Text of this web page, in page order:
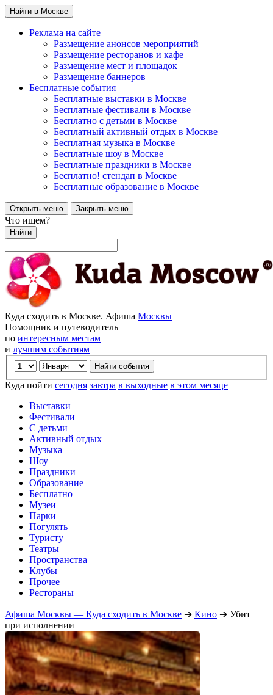
Найти в Москве
Реклама на сайте
Размещение анонсов мероприятий
Размещение ресторанов и кафе
Размещение мест и площадок
Размещение баннеров
Бесплатные события
Бесплатные выставки в Москве
Бесплатные фестивали в Москве
Бесплатно с детьми в Москве
Бесплатный активный отдых в Москве
Бесплатная музыка в Москве
Бесплатные шоу в Москве
Бесплатные праздники в Москве
Бесплатно! стендап в Москве
Бесплатные образование в Москве
Открыть меню Закрыть меню
Что ищем?
Найти
Куда сходить в Москве. Афиша Москвы
Помощник и путеводитель
по интересным местам
и лучшим событиям
Куда пойти сегодня завтра в выходные в этом месяце
Выставки
Фестивали
С детьми
Активный отдых
Музыка
Шоу
Праздники
Образование
Бесплатно
Музеи
Парки
Погулять
Туристу
Театры
Пространства
Клубы
Прочее
Рестораны
Афиша Москвы — Куда сходить в Москве ➔ Кино ➔ Убит
при исполнении